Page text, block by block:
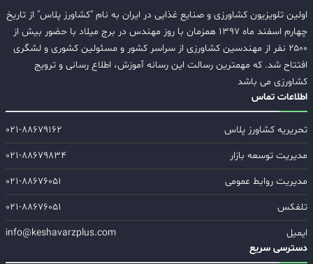
اولین تلویزیون کشاورزی و صنایع غذایی در ایران به نام "کشاورز پلاس" از تاریخ
چهارم اسفند ماه ۱۳۹۷ همزمان با روز مهندس در برج میلاد با حضور بیش از
۲۵۰۰ نفر از مهندسین کشاورزی از سراسر کشور و مسئولین کشوری و لشگری
افتتاح شد. که مهمترین رسالت این رسانه آموزش، اطلاع رسانی و ترویج
کشاورزی می باشد
اطلاعات تماس
تحریریه کشاورز پلاس
۰۲۱-۸۸۶۷۹۱۶۲
مدیریت توسعه بازار
۰۲۱-۸۸۶۷۹۸۳۴
مدیریت روابط عمومی
۰۲۱-۸۸۶۷۶۰۵۱
تلفکس
۰۲۱-۸۸۶۷۶۰۵۱
ایمیل
info@keshavarzplus.com
دسترسی سریع